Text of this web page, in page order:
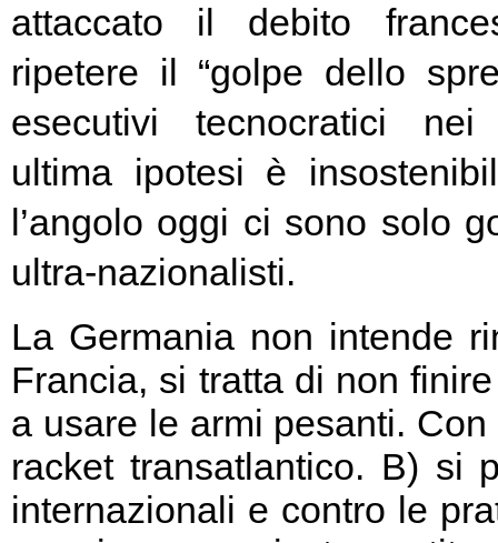
attaccato il debito
ripetere il “golpe dello
esecutivi tecnocratici
ultima ipotesi è
l’angolo oggi ci sono solo
ultra-nazionalisti.
La Germania non intende
Francia, si tratta di non
a usare le armi pesanti.
racket transatlantico. B) si
internazionali e contro le